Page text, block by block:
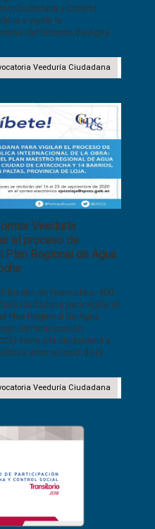
Ciudadana y Control
a vigilar la
del Sistema de Agua
Veeduría Ciudadana
Veeduría
el proceso de
Plan Regional de Agua
Boletín de Prensa Nro. 400
Ciudadana para vigilar el
Plan Regional de Agua
de Participación
invita a la ciudadanía a
internacional de la
Veeduría Ciudadana